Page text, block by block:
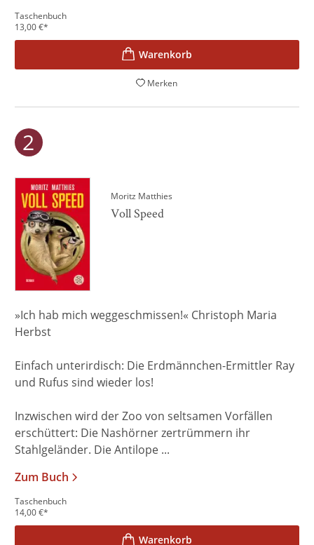
Taschenbuch
13,00€*
Merken
Moritz Matthies
Voll Speed
»Ich hab mich weggeschmissen!« Christoph Maria
Herbst
Einfach unterirdisch: Die Erdmännchen-Ermittler Ray
und Rufus sind wieder los!
Inzwischen wird der Zoo von seltsamen Vorfällen
erschüttert: Die Nashörner zertrümmern ihr
Stahlgeländer. Die Antilope ...
Zum Buch
Taschenbuch
14,00€*